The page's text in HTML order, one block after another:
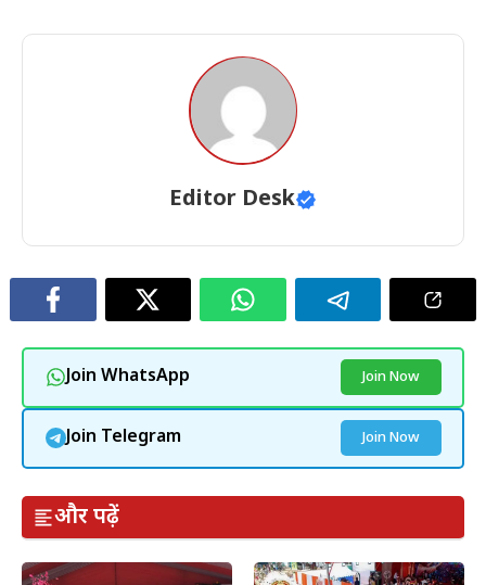
Editor Desk
Join WhatsApp Join Now
Join Telegram Join Now
और पढ़ें